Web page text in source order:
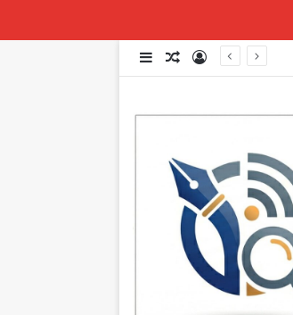
تسجيل الدخول
مقال عشوائي
إضافة عمود جانبي